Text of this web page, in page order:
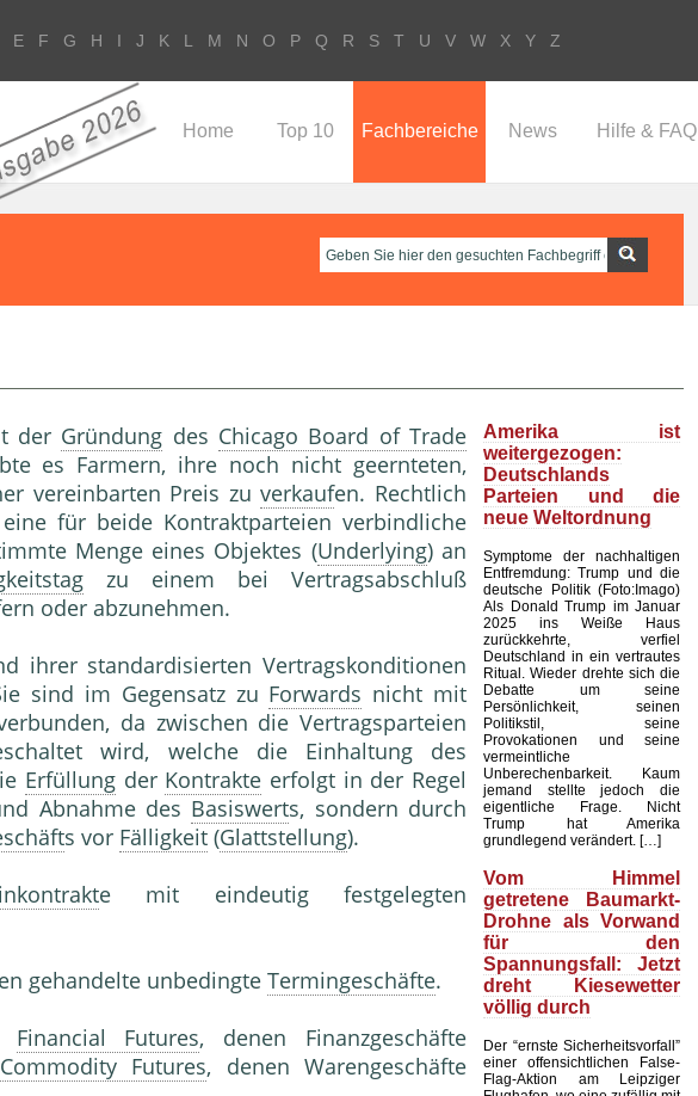
E F G H I J K L M N O P Q R S T U V W X Y Z
Home Top 10 Fachbereiche News Hilfe & FAQ
der Gründung des Chicago Board of Trade
es Farmern, ihre noch nicht geernteten,
vereinbarten Preis zuverkaufen. Rechtlich
für beide Kontraktparteien verbindliche
Menge eines Objektes (Underlying) an
zu einem bei Vertragsabschluß
oder abzunehmen.
ihrer standardisierten Vertragskonditionen
sind im Gegensatz zu Forwards nicht mit
da zwischen die Vertragsparteien
wird, welche die Einhaltung des
Erfüllung der Kontrakte erfolgt in der Regel
Abnahme des Basiswerts, sondern durch
s vor Fälligkeit (Glattstellung).
e mit eindeutig festgelegten
gehandelte unbedingte Termingeschäfte.
Financial Futures, denen Finanzgeschäfte
Commodity Futures, denen Warengeschäfte
Amerika ist
weitergezogen:
Deutschlands
Parteien und die
neue Weltordnung
Symptome der nachhaltigen
Entfremdung: Trump und die
deutsche Politik (Foto:Imago)
Als Donald Trump im Januar
2025 ins Weiße Haus
zurückkehrte, verfiel
Deutschland in ein vertrautes
Ritual. Wieder drehte sich die
Debatte um seine
Persönlichkeit, seinen
Politikstil, seine
Provokationen und seine
vermeintliche
Unberechenbarkeit. Kaum
jemand stellte jedoch die
eigentliche Frage. Nicht
Trump hat Amerika
grundlegend verändert. […]
Vom Himmel
getretene Baumarkt-
Drohne als Vorwand
für den
Spannungsfall: Jetzt
dreht Kiesewetter
völlig durch
Der “ernste Sicherheitsvorfall”
einer offensichtlichen False-
Flag-Aktion am Leipziger